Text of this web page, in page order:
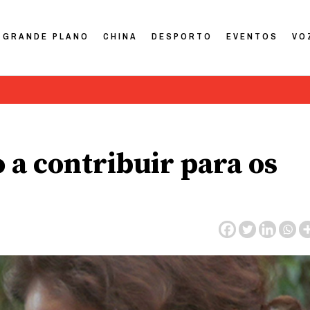
GRANDE PLANO CHINA DESPORTO EVENTOS
a contribuir para os